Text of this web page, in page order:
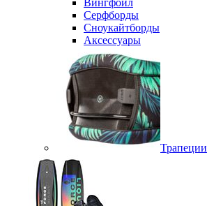
Серфборды
Сноукайтборды
Аксессуары
Трапеции